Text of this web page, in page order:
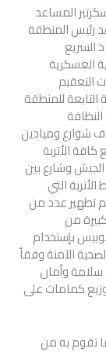
المساعد
رئيس المنطقة
السريع
العسكرية
التعقيم
التابعة للمنطقة
شوارع وميادين
الأتربة
وشارع الجيش وشارع بين
التي
تطهير عدد من
من
بإستخدام
الآمنة وفقاً
سلامة وأمان
كمامات على
تقوم به من